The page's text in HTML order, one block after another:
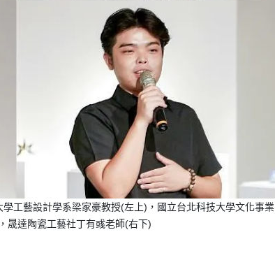
工藝設計學系梁家豪教授(左上)，國立台北科技大學文化事業
晟達陶瓷工藝社丁有彧老師(右下)